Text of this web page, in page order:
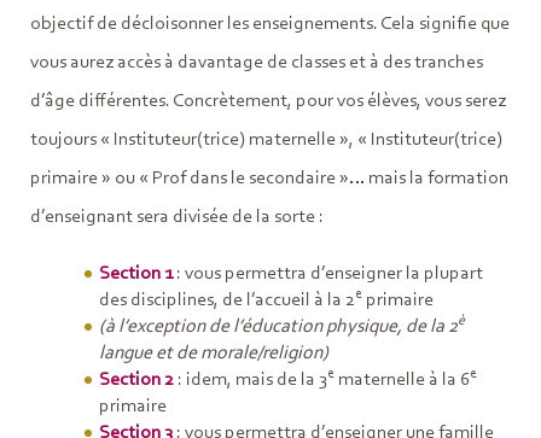
objectif de décloisonner les enseignements. Cela signifie que
vous aurez accès à davantage de classes et à des tranches
d’âge différentes. Concrètement, pour vos élèves, vous serez
toujours « Instituteur(trice) maternelle », « Instituteur(trice)
primaire » ou « Prof dans le secondaire »… mais la formation
d’enseignant sera divisée de la sorte :
Section 1 : vous permettra d’enseigner la plupart
des disciplines, de l’accueil à la 2eprimaire
(à l’exception de l’éducation physique, de la 2è
langue et de morale/religion)
Section 2: idem, mais de la 3ematernelle à la 6e
primaire
Section 3 : vous permettra d’enseigner une famille